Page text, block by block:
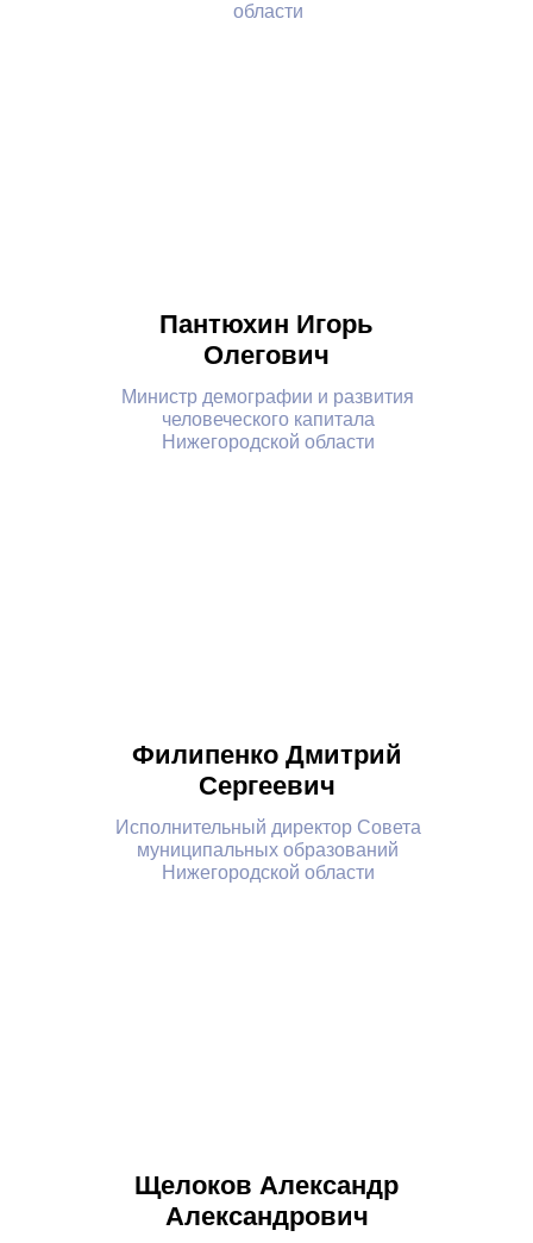
Пантюхин Игорь
Олегович
Министр демографии и развития
человеческого капитала
Нижегородской области
области
Щелоков Александр
Александрович
Филипенко Дмитрий
Сергеевич
Исполнительный директор Совета
муниципальных образований
Нижегородской области